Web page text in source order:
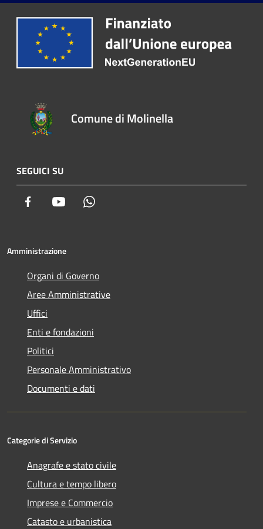
Comune di Molinella
SEGUICI SU
Facebook Youtube
Amministrazione
Organi di Governo
Aree Amministrative
Uffici
Enti e fondazioni
Politici
Personale Amministrativo
Documenti e dati
Categorie di Servizio
Anagrafe e stato civile
Cultura e tempo libero
Imprese e Commercio
Catasto e urbanistica